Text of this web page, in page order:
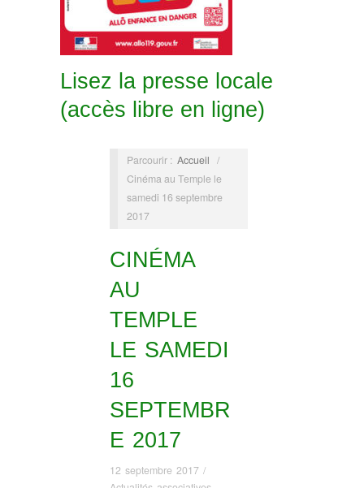
Lisez la presse locale
(accès libre en ligne)
Parcourir : Accueil /
Cinéma au Temple le
samedi 16 septembre
2017
CINÉMA
AU
TEMPLE
LE SAMEDI
16
SEPTEMBR
E 2017
12 septembre 2017/